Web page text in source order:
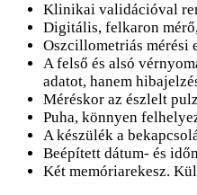
Klinikai validációval
Digitális, felkaron
Oszcillometriás mérési
A felső és alsó
adatot, hanem
Méréskor az észlelt
Puha, könnyen
A készülék a
Beépített dátum- és
Két memóriarekesz.